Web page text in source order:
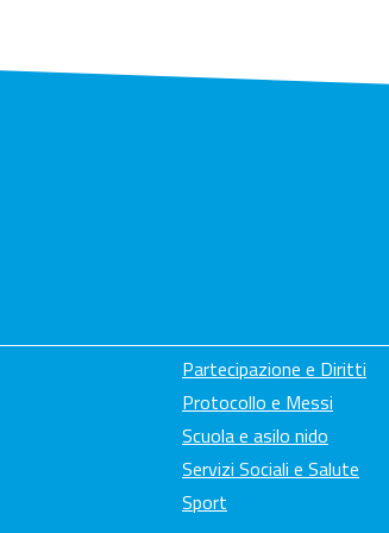
Partecipazione e Diritti
Protocollo e Messi
Scuola e asilo nido
Servizi Sociali e Salute
Sport